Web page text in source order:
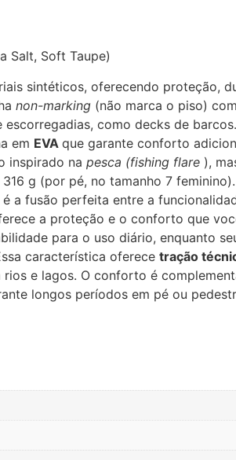
Salt, Soft Taupe)
sintéticos, oferecendo proteção,
non-marking (não marca o piso) com
escorregadias, como decks de barcos.
em EVA que garante conforto
inspirado na pesca (fishing flare ),
g (por pé, no tamanho 7 feminino).
é a fusão perfeita entre a
a proteção e o conforto que
para o uso diário, enquanto
característica oferece tração
e lagos. O conforto é
longos períodos em pé ou